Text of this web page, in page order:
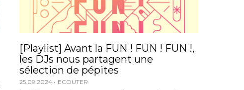
[Playlist] Avant la FUN ! FUN ! FUN !,
les DJs nous partagent une
sélection de pépites
25.09.2024 ECOUTER